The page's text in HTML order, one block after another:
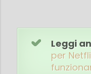
Leggi
per